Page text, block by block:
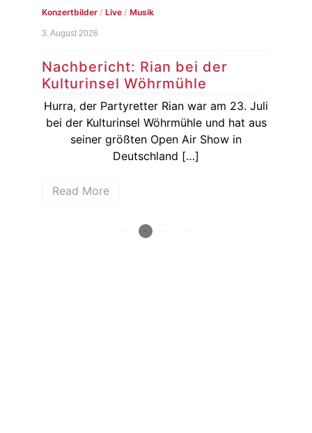
Live/Musik
1. August 2026
Vorbericht: Taubertal Festival
2026
Der Festivalsommer ist noch lange nicht
vorbei und so findet natürlich auch dieses
Jahr wieder das Taubertal Festival beim
30-jährigen Jubiläum statt. […]
Read More